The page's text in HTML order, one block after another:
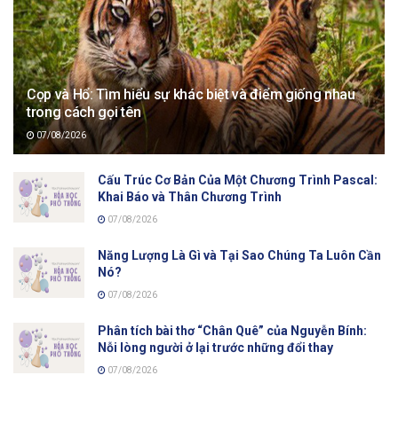
Cọp và Hổ: Tìm hiểu sự khác biệt và điểm giống nhau
trong cách gọi tên
07/08/2026
Cấu Trúc Cơ Bản Của Một Chương Trình Pascal:
Khai Báo và Thân Chương Trình
07/08/2026
Năng Lượng Là Gì và Tại Sao Chúng Ta Luôn Cần
Nó?
07/08/2026
Phân tích bài thơ “Chân Quê” của Nguyễn Bính:
Nỗi lòng người ở lại trước những đổi thay
07/08/2026